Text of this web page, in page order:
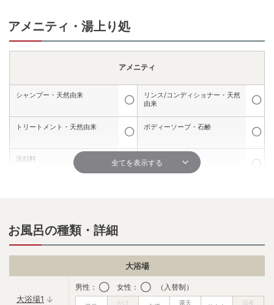
アメニティ・湯上り処
アメニティ
シャンプー・天然由来
◯
リンス/コンディショナー・天然
由来
◯
トリートメント・天然由来
◯
ボディーソープ・石鹸
◯
洗顔料
◯
髭剃り
◯
保湿液・乳液
シャワーキャップ コットン
✕
ドライヤー
全てを表示する
お風呂の種類・詳細
大浴場
大浴場1
男性： ◯ 女性： ◯ （入替制）